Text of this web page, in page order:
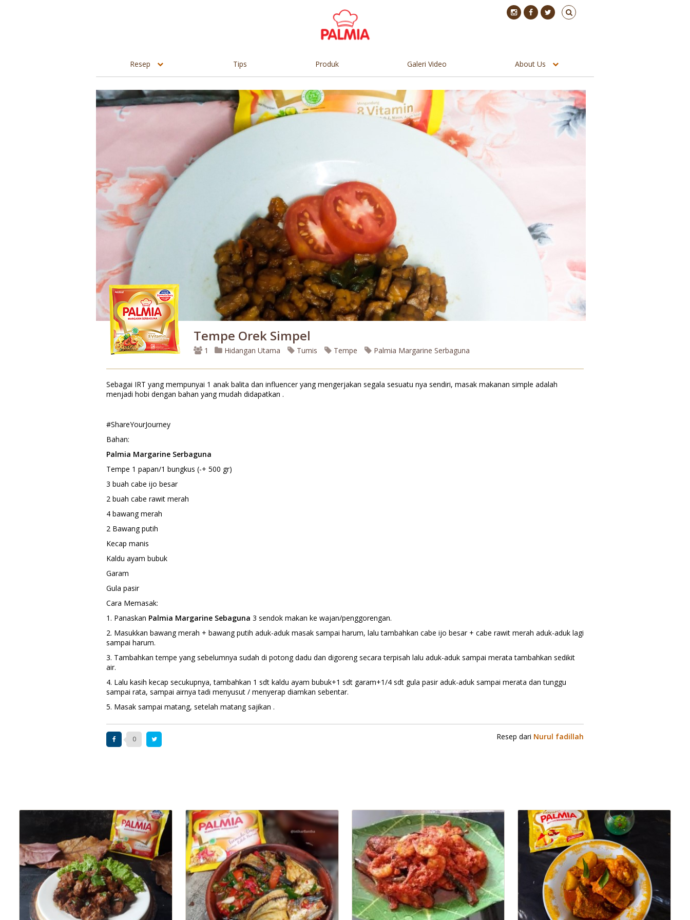
Resep Tips Produk Galeri Video About Us
Tempe Orek Simpel
1 Hidangan Utama Tumis Tempe Palmia Margarine Serbaguna
Sebagai IRT yang mempunyai 1 anak balita dan influencer yang mengerjakan segala sesuatu nya sendiri, masak makanan simple adalah
menjadi hobi dengan bahan yang mudah didapatkan .
#ShareYourJourney
Bahan:
Palmia Margarine Serbaguna
Tempe 1 papan/1 bungkus (-+ 500 gr)
3 buah cabe ijo besar
2 buah cabe rawit merah
4 bawang merah
2 Bawang putih
Kecap manis
Kaldu ayam bubuk
Garam
Gula pasir
Cara Memasak:
1. Panaskan Palmia Margarine Sebaguna 3 sendok makan ke wajan/penggorengan.
2. Masukkan bawang merah + bawang putih aduk-aduk masak sampai harum, lalu tambahkan cabe ijo besar + cabe rawit merah aduk-aduk lagi
sampai harum.
3. Tambahkan tempe yang sebelumnya sudah di potong dadu dan digoreng secara terpisah lalu aduk-aduk sampai merata tambahkan sedikit
air.
4. Lalu kasih kecap secukupnya, tambahkan 1 sdt kaldu ayam bubuk+1 sdt garam+1/4 sdt gula pasir aduk-aduk sampai merata dan tunggu
sampai rata, sampai airnya tadi menyusut / menyerap diamkan sebentar.
5. Masak sampai matang, setelah matang sajikan .
0 Resep dari Nurul fadillah